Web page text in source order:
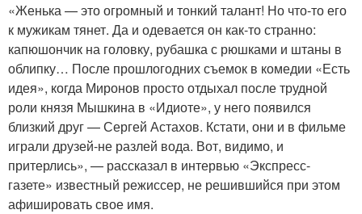
«Женька — это огромный и тонкий талант! Но что-то его
к мужикам тянет. Да и одевается он как-то странно:
капюшончик на головку, рубашка с рюшками и штаны в
облипку… После прошлогодних съемок в комедии «Есть
идея», когда Миронов просто отдыхал после трудной
роли князя Мышкина в «Идиоте», у него появился
близкий друг — Сергей Астахов. Кстати, они и в фильме
играли друзей-не разлей вода. Вот, видимо, и
притерлись», — рассказал в интервью «Экспресс-
газете» известный режиссер, не решившийся при этом
афишировать свое имя.